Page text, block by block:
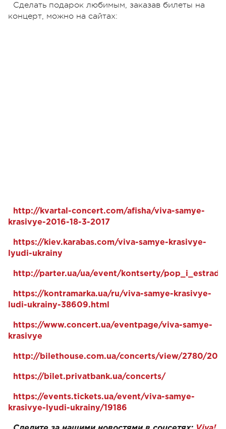
Сделать подарок любимым, заказав билеты на
концерт, можно на сайтах:
http://kvartal-concert.com/afisha/viva-samye-
krasivye-2016-18-3-2017
https://kiev.karabas.com/viva-samye-krasivye-
lyudi-ukrainy
http://parter.ua/ua/event/kontserty/
https://kontramarka.ua/ru/viva-samye-krasivye-
ludi-ukrainy-38609.html
https://www.concert.ua/eventpage/viva-samye-
krasivye
http://bilethouse.com.ua/concerts/view/2780/
https://bilet.privatbank.ua/concerts/
https://events.tickets.ua/event/viva-samye-
krasivye-lyudi-ukrainy/19186